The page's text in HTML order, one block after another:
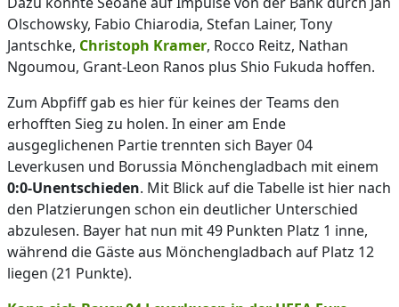
Olschowsky, Fabio Chiarodia, Stefan Lainer, Tony
Jantschke, Christoph Kramer, Rocco Reitz, Nathan
Ngoumou, Grant-Leon Ranos plus Shio Fukuda hoffen.
Zum Abpfiff gab es hier für keines der Teams den
erhofften Sieg zu holen. In einer am Ende
ausgeglichenen Partie trennten sich Bayer 04
Leverkusen und Borussia Mönchengladbach mit einem
0:0-Unentschieden. Mit Blick auf die Tabelle ist hier nach
den Platzierungen schon ein deutlicher Unterschied
abzulesen. Bayer hat nun mit 49 Punkten Platz 1 inne,
während die Gäste aus Mönchengladbach auf Platz 12
liegen (21 Punkte).